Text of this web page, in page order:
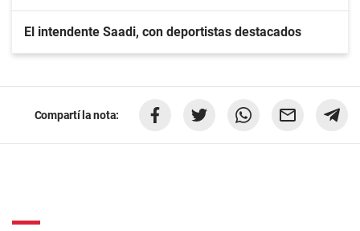
El intendente Saadi, con deportistas destacados
Compartí la nota: